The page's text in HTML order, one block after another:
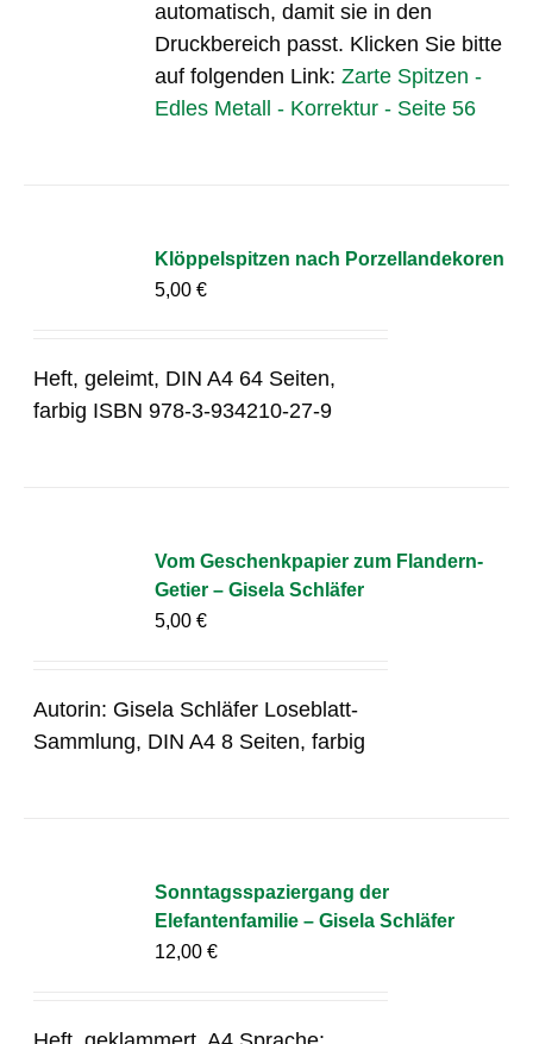
automatisch, damit sie in den
Druckbereich passt. Klicken Sie bitte
auf folgenden Link:Zarte Spitzen -
Edles Metall - Korrektur - Seite 56
Klöppelspitzen nach Porzellandekoren
5,00€
Heft, geleimt, DIN A4 64 Seiten,
farbig ISBN 978-3-934210-27-9
Vom Geschenkpapier zum Flandern-
Getier – Gisela Schläfer
5,00€
Autorin: Gisela Schläfer Loseblatt-
Sammlung, DIN A4 8 Seiten, farbig
Sonntagsspaziergang der
Elefantenfamilie – Gisela Schläfer
12,00€